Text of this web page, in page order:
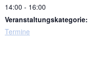
14:00 - 16:00
Veranstaltungskategorie:
Termine